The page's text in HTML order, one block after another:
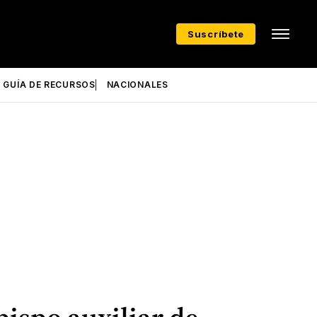
Suscríbete
GUÍA DE RECURSOS NACIONALES